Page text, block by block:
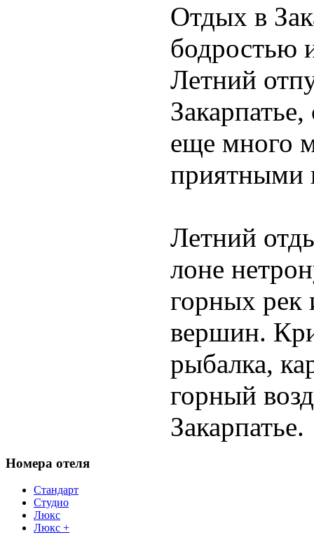
Отдых в
бодростью
Летний
еще много
приятными
Летний
лоне
горных
вершин.
рыбалка,
горный
Закарпатье.
Номера отеля
Стандарт
Студио
Люкс
Люкс +